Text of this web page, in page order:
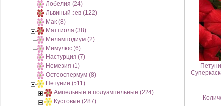
Лобелия (24)
Львиный зев (122)
Мак (8)
Маттиола (38)
Меламподиум (2)
Мимулюс (6)
Настурция (7)
Немезия (1)
Остеоспермум (8)
Петунии (511)
Ампельные и полуампельные (224)
Кустовые (287)